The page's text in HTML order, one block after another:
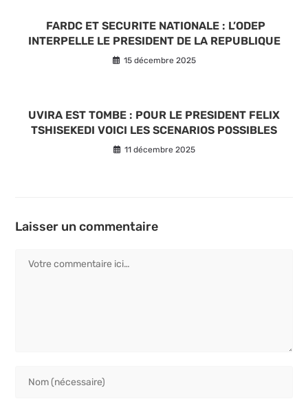
FARDC ET SECURITE NATIONALE : L’ODEP
INTERPELLE LE PRESIDENT DE LA REPUBLIQUE
15 décembre 2025
UVIRA EST TOMBE : POUR LE PRESIDENT FELIX
TSHISEKEDI VOICI LES SCENARIOS POSSIBLES
11 décembre 2025
Laisser un commentaire